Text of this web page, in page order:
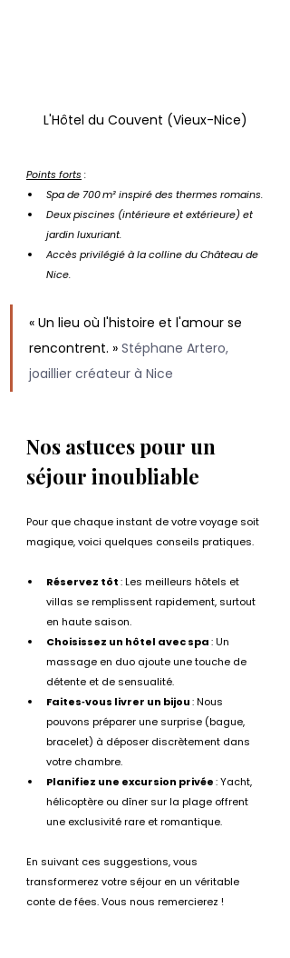
L'Hôtel du Couvent (Vieux-Nice)
Points forts :
Spa de 700 m² inspiré des thermes romains.
Deux piscines (intérieure et extérieure) et
jardin luxuriant.
Accès privilégié à la colline du Château de
Nice.
« Un lieu où l'histoire et l'amour se
rencontrent. » Stéphane Artero,
joaillier créateur à Nice
Nos astuces pour un
séjour inoubliable
Pour que chaque instant de votre voyage soit
magique, voici quelques conseils pratiques.
Réservez tôt : Les meilleurs hôtels et
villas se remplissent rapidement, surtout
en haute saison.
Choisissez un hôtel avec spa : Un
massage en duo ajoute une touche de
détente et de sensualité.
Faites‑vous livrer un bijou : Nous
pouvons préparer une surprise (bague,
bracelet) à déposer discrètement dans
votre chambre.
Planifiez une excursion privée : Yacht,
hélicoptère ou dîner sur la plage offrent
une exclusivité rare et romantique.
En suivant ces suggestions, vous
transformerez votre séjour en un véritable
conte de fées. Vous nous remercierez !